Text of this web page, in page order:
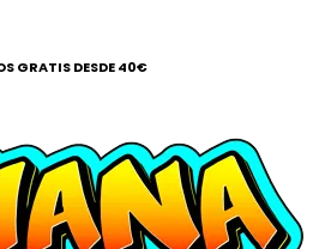
⭐ 9/10 VALORACIÓN